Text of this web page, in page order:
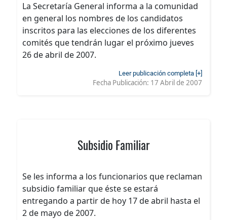
La Secretaría General informa a la comunidad
en general los nombres de los candidatos
inscritos para las elecciones de los diferentes
comités que tendrán lugar el próximo jueves
26 de abril de 2007.
Leer publicación completa [+]
Fecha Publicación: 17 Abril de 2007
Subsidio Familiar
Se les informa a los funcionarios que reclaman
subsidio familiar que éste se estará
entregando a partir de hoy 17 de abril hasta el
2 de mayo de 2007.